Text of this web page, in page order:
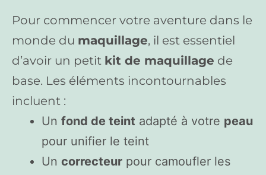
Pour commencer votre aventure dans le
monde du maquillage, il est essentiel
d’avoir un petit kit de maquillage de
base. Les éléments incontournables
incluent :
Un fond de teint adapté à votre peau
pour unifier le teint
Un correcteur pour camoufler les